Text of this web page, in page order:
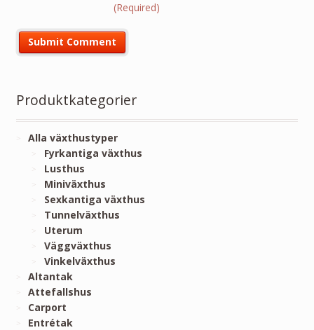
(Required)
Produktkategorier
Alla växthustyper
Fyrkantiga växthus
Lusthus
Miniväxthus
Sexkantiga växthus
Tunnelväxthus
Uterum
Väggväxthus
Vinkelväxthus
Altantak
Attefallshus
Carport
Entrétak